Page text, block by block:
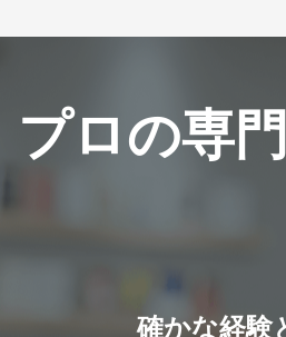
プロの専
確かな経験